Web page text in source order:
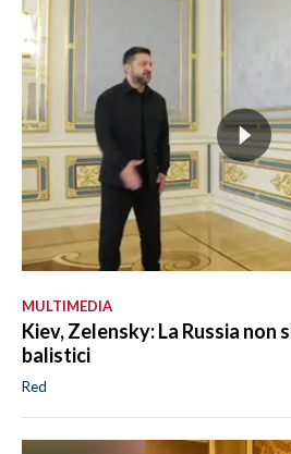
MULTIMEDIA
Kiev, Zelensky: La Russia non
balistici
Red